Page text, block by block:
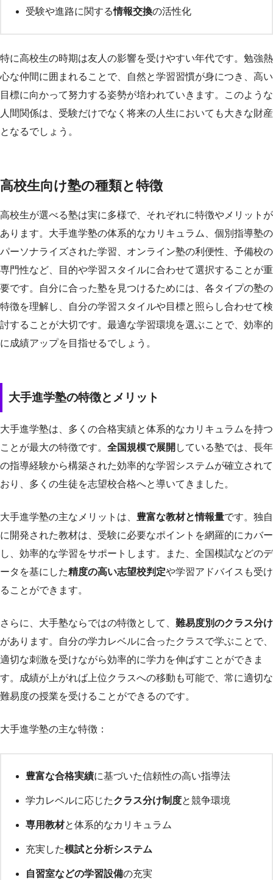
受験や進路に関する情報交換の活性化
特に高校生の時期は友人の影響を受けやすい年代です。勉強熱
心な仲間に囲まれることで、自然と学習習慣が身につき、高い
目標に向かって努力する姿勢が培われていきます。このような
人間関係は、受験だけでなく将来の人生においても大きな財産
となるでしょう。
高校生向け塾の種類と特徴
高校生が選べる塾は実に多様で、それぞれに特徴やメリットが
あります。大手進学塾の体系的なカリキュラム、個別指導塾の
パーソナライズされた学習、オンライン塾の利便性、予備校の
専門性など、目的や学習スタイルに合わせて選択することが重
要です。自分に合った塾を見つけるためには、各タイプの塾の
特徴を理解し、自分の学習スタイルや目標と照らし合わせて検
討することが大切です。最適な学習環境を選ぶことで、効率的
に成績アップを目指せるでしょう。
大手進学塾の特徴とメリット
大手進学塾は、多くの合格実績と体系的なカリキュラムを持つ
ことが最大の特徴です。 全国規模で展開 している塾では、長年
の指導経験から構築された効率的な学習システムが確立されて
おり、多くの生徒を志望校合格へと導いてきました。
大手進学塾の主なメリットは、 豊富な教材と情報量です。独自
に開発された教材は、受験に必要なポイントを網羅的にカバー
し、効率的な学習をサポートします。また、全国模試などのデ
ータを基にした精度の高い志望校判定や学習アドバイスも受け
ることができます。
さらに、大手塾ならではの特徴として、 難易度別のクラス分け
があります。自分の学力レベルに合ったクラスで学ぶことで、
適切な刺激を受けながら効率的に学力を伸ばすことができま
す。成績が上がれば上位クラスへの移動も可能で、常に適切な
難易度の授業を受けることができるのです。
大手進学塾の主な特徴：
豊富な合格実績に基づいた信頼性の高い指導法
学力レベルに応じたクラス分け制度と競争環境
専用教材と体系的なカリキュラム
充実した模試と分析システム
自習室などの学習設備の充実